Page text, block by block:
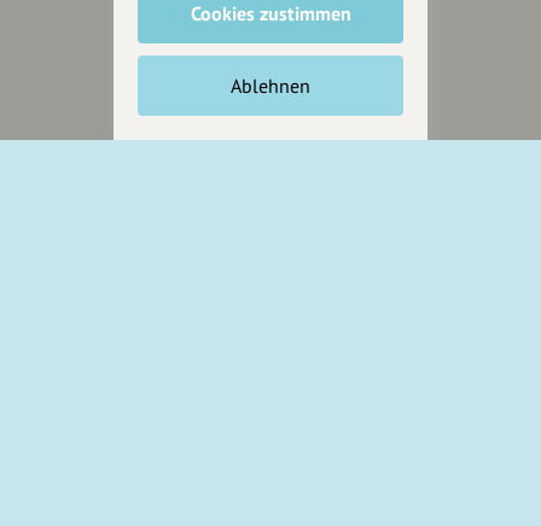
Wir können leider keine
Cookies zustimmen
Ablehnen